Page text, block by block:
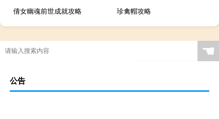
倩女幽魂前世成就攻略
珍禽帽攻略
☚
公告